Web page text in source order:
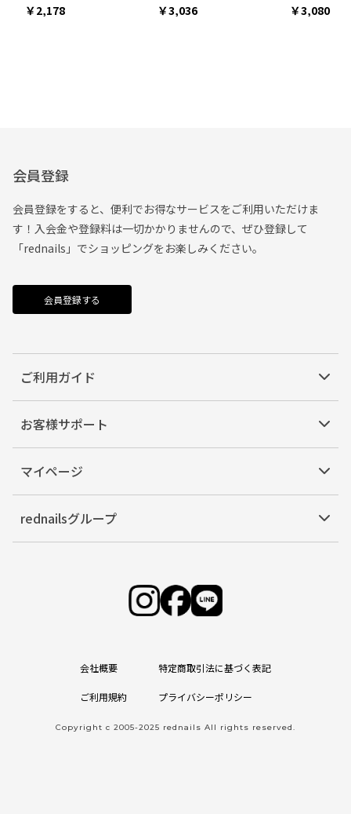
2,178 3,036 3,080
会員登録
会員登録をすると、便利でお得なサービスをご利用いただけま
す！入会金や登録料は一切かかりませんので、ぜひ登録して
「rednails」でショッピングをお楽しみください。
会員登録する
ご利用ガイド
お客様サポート
マイページ
rednailsグループ
会社概要 特定商取引法に基づく表記
ご利用規約 プライバシーポリシー
Copyright c 2005-2025 rednails All rights reserved.